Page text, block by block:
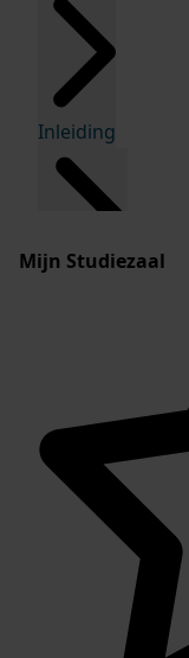
Inleiding
Mijn Studiezaal